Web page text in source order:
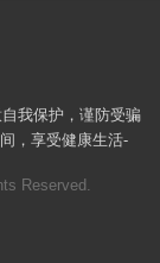
我保护，谨防受骗
，享受健康生活-
Reserved.